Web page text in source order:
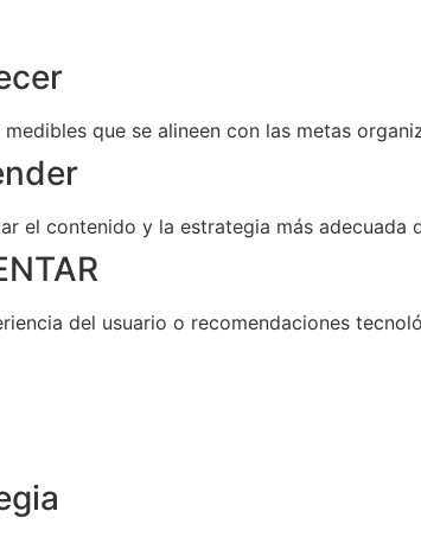
que se alineen con las metas
el contenido y la estrategia más
del usuario o recomendaciones